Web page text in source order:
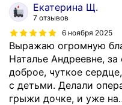
Екатерина Щ.
7 отзывов
6 ноября 2025
Выражаю огромную
Наталье Андреевне,
доброе, чуткое
с детьми. Делали
грыжи дочке, и уже на